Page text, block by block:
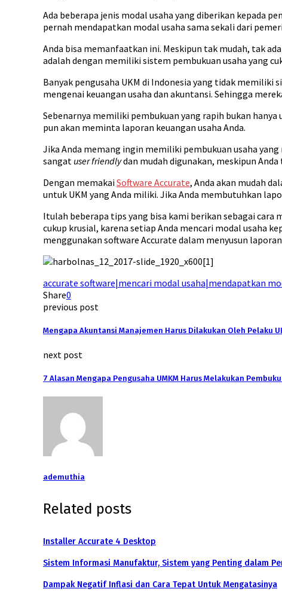
Ada beberapa jenis modal usaha yang diberikan kepada
pernah mendapatkan modal usaha sama sekali dari
Anda bisa memanfaatkan ini. Meskipun tak mudah, tak
adalah dengan memiliki sistem pembukuan usaha yang
Banyak pengusaha UKM di Indonesia yang tidak memiliki
mengenai keuangan usaha dan akuntansi. Sehingga
Sebenarnya memiliki pembukuan yang rapih bukan
pun akan meminta laporan keuangan usaha Anda.
Jika Anda memang ingin memiliki pembukuan usaha
sangat user friendlydan mudah digunakan, meskipun
Dengan memakaiSoftware Accurate, Anda akan mudah
untuk UKM yang Anda miliki. Jika Anda membutuhkan
Itulah beberapa tips yang bisa kami berikan sebagai cara
cukup krusial, karena setiap Anda mencari modal usaha
menggunakan software Accurate dalam menyusun
accurate software|mencari modal usaha|mendapatkan
Share0
previous post
Mengapa Akuntansi Manajemen Harus Dilakukan Oleh Pelaku
next post
7 Alasan Mengapa Pengusaha UMKM Harus Melakukan
ademuthia
Related posts
Installer Accurate 4 Desktop
Sistem Informasi Manufaktur, Sistem yang Penting dalam
Dampak Negatif Inflasi dan Cara Tepat Untuk Mengatasinya